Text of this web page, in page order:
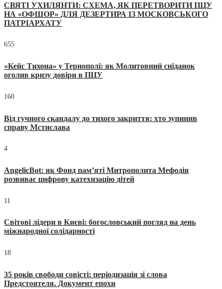
СВЯТІ УХИЛЯНТИ: СХЕМА, ЯК ПЕРЕТВОРИТИ ПЦУ
НА «ОФШОР» ДЛЯ ДЕЗЕРТИРА ІЗ МОСКОВСЬКОГО
ПАТРІАРХАТУ
655
«Кейс Тихона» у Тернополі: як Молитовний сніданок
оголив кризу довіри в ПЦУ
160
Від гучного скандалу до тихого закриття: хто зупинив
справу Мстислава
4
AngelicBot: як Фонд пам’яті Митрополита Мефодія
розвиває цифрову катехизацію дітей
11
Світові лідери в Києві: богословський погляд на день
міжнародної солідарності
18
35 років свободи совісті: періодизація зі слова
Предстоятеля. Документ епохи